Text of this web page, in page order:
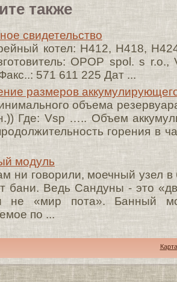
также
свидетельство
котел: H412, H418,
OPOP spol. s
571 611 225 Дат ...
размеров
объема
Где: Vsp ….. Объем
горения в
модуль
ни говорили, моечный узел
бани. Ведь Сандуны - это
не «мир пота». Банный
по ...